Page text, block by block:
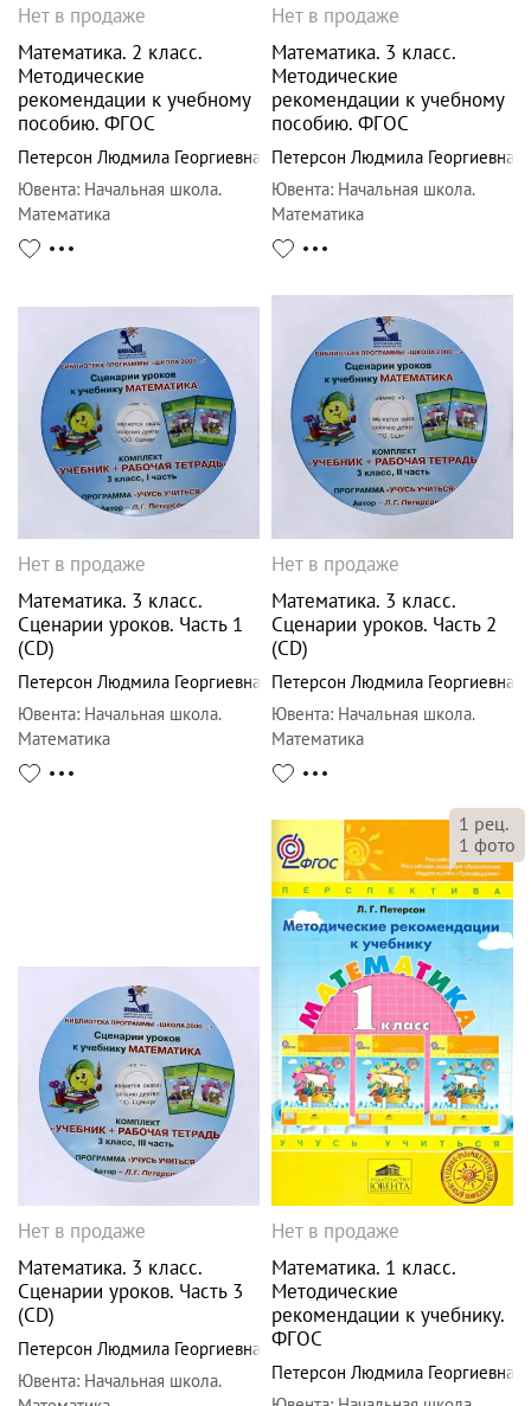
Нет в продаже
Математика. 2 класс.
Методические
рекомендации к учебному
пособию. ФГОС
Петерсон Людмила Георгиевна
Ювента: Начальная школа.
Математика
Нет в продаже
Математика. 3 класс.
Методические
рекомендации к учебному
пособию. ФГОС
Петерсон Людмила Георгиевна
Ювента: Начальная школа.
Математика
Нет в продаже
Математика. 3 класс.
Сценарии уроков. Часть 1
(CD)
Петерсон Людмила Георгиевна
Ювента: Начальная школа.
Математика
Нет в продаже
Математика. 3 класс.
Сценарии уроков. Часть 2
(CD)
Петерсон Людмила Георгиевна
Ювента: Начальная школа.
Математика
Нет в продаже
Математика. 3 класс.
Сценарии уроков. Часть 3
(CD)
Петерсон Людмила Георгиевна
Ювента: Начальная школа.
1 рец.
1 фото
Нет в продаже
Математика. 1 класс.
Методические
рекомендации к учебнику.
ФГОС
Петерсон Людмила Георгиевна